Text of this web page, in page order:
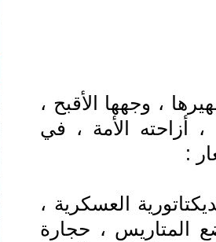
، وجهها الأقبح ،
أزاحته الأمة ، في
:
العسكرية ،
المتاريس ، حجارة